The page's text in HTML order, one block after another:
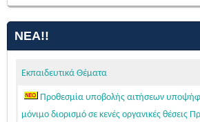
ΝΈΑ!!
Εκπαιδευτικά Θέματα
Προθεσμία υποβολής αιτήσεων
μόνιμο διορισμό σε κενές οργανικές θέσεις